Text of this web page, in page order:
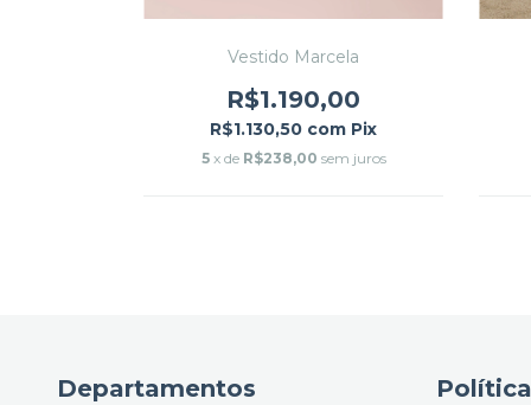
Vestido Marcela
R$1.190,00
R$1.130,50 com Pix
5 x de R$238,00 sem juros
Departamentos